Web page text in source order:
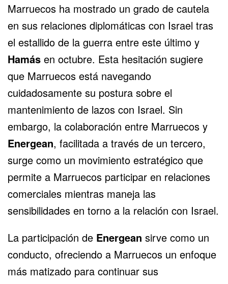
Marruecos ha mostrado un grado de cautela
en sus relaciones diplomáticas con Israel tras
el estallido de la guerra entre este último y
Hamás en octubre. Esta hesitación sugiere
que Marruecos está navegando
cuidadosamente su postura sobre el
mantenimiento de lazos con Israel. Sin
embargo, la colaboración entre Marruecos y
Energean, facilitada a través de un tercero,
surge como un movimiento estratégico que
permite a Marruecos participar en relaciones
comerciales mientras maneja las
sensibilidades en torno a la relación con Israel.
La participación de Energean sirve como un
conducto, ofreciendo a Marruecos un enfoque
más matizado para continuar sus